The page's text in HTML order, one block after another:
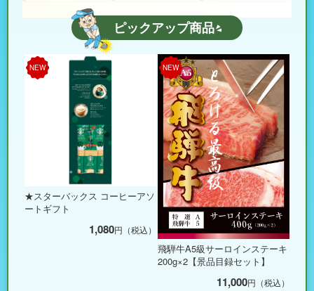
ピックアップ商品
NEW
★スターバックス コーヒーアソ
ートギフト
1,080円（税込）
NEW
飛騨牛A5級サーロインステーキ
200g×2【景品目録セット】
11,000円（税込）